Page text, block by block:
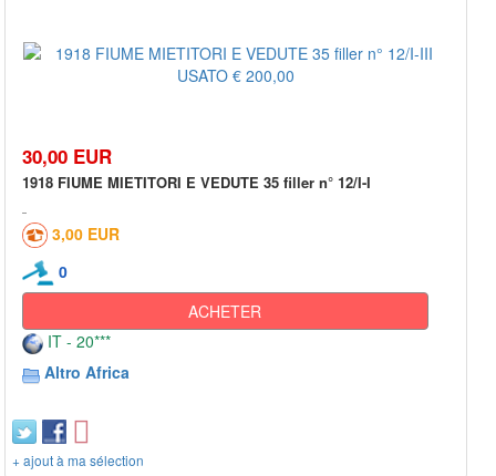
30,00 EUR
1918 FIUME MIETITORI E VEDUTE 35 filler n° 12/I-I
3,00 EUR
0
ACHETER
IT - 20***
Altro Africa
+ ajout à ma sélection